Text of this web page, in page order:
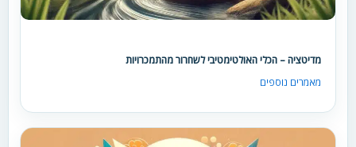
מדיטציה – הכלי האולטימטיבי לשחרור מהתמכרויות
מאמרים נוספים